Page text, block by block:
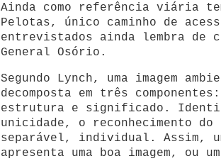
Ainda como referência viária
Pelotas, único caminho de
entrevistados ainda lembra de
General Osório.
Segundo Lynch, uma imagem
decomposta em três
estrutura e significado.
unicidade, o reconhecimento do
separável, individual. Assim,
apresenta uma boa imagem, ou